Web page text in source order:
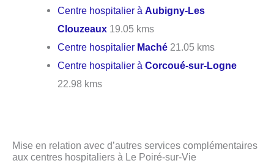
Centre hospitalier àAubigny-Les
Clouzeaux 19.05 kms
Centre hospitalier Maché 21.05 kms
Centre hospitalier àCorcoué-sur-Logne
22.98 kms
Mise en relation avec d’autres services complémentaires
aux centres hospitaliers à Le Poiré-sur-Vie